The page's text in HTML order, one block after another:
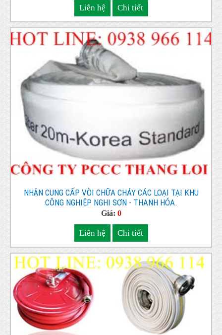
Liên hệ Chi tiết
NHẬN CUNG CẤP VÒI CHỮA CHÁY CÁC LOẠI TẠI KHU
CÔNG NGHIỆP NGHI SƠN - THANH HÓA.
Giá: 0
Liên hệ Chi tiết